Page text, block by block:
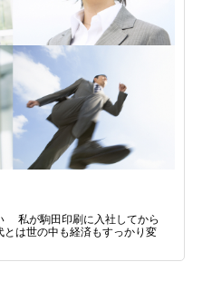
が駒田印刷に入社してから
は世の中も経済もすっかり変